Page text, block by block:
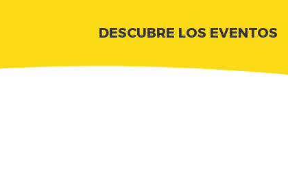
DESCUBRE LOS EVENTOS